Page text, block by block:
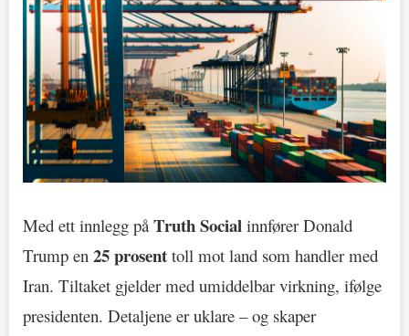
Med ett innlegg påTruth Social innfører Donald
Trump en 25 prosent toll mot land som handler med
Iran. Tiltaket gjelder med umiddelbar virkning, ifølge
presidenten. Detaljene er uklare – og skaper